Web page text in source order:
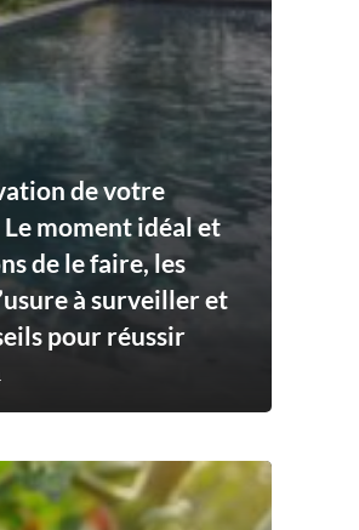
de votre
Le moment idéal et
de le faire, les
à surveiller et
pour réussir